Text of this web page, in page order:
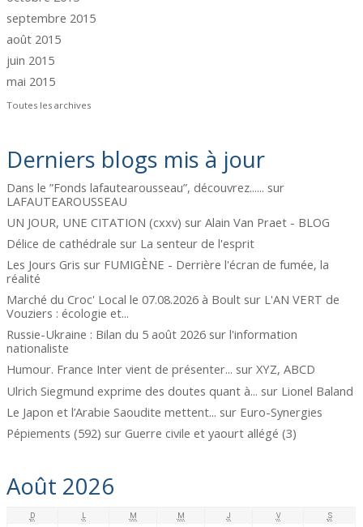
septembre 2015
août 2015
juin 2015
mai 2015
Toutes les archives
Derniers blogs mis à jour
Dans le ”Fonds lafautearousseau”, découvrez...... sur
LAFAUTEAROUSSEAU
UN JOUR, UNE CITATION (cxxv) surAlain Van Praet - BLOG
Délice de cathédrale sur La senteur de l'esprit
Les Jours Gris sur FUMIGÈNE - Derrière l'écran de fumée, la
réalité
Marché du Croc' Local le 07.08.2026 à Boult sur L'AN VERT de
Vouziers : écologie et...
Russie-Ukraine : Bilan du 5 août 2026 surl'information
nationaliste
Humour. France Inter vient de présenter... surXYZ, ABCD
Ulrich Siegmund exprime des doutes quant à... sur Lionel Baland
Le Japon et l’Arabie Saoudite mettent... sur Euro-Synergies
Pépiements (592) surGuerre civile et yaourt allégé (3)
Août 2026
D L M M J V S